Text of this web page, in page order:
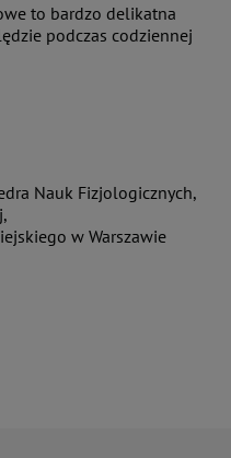
to bardzo delikatna
podczas codziennej
Nauk Fizjologicznych,
w Warszawie